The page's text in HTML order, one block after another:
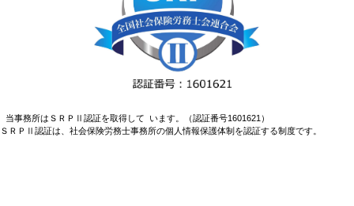
当事務所はＳＲＰⅡ認証を取得して います。（認証番号1601621）
ＳＲＰⅡ認証は、社会保険労務士事務所の個人情報保護体制を認証する制度です。